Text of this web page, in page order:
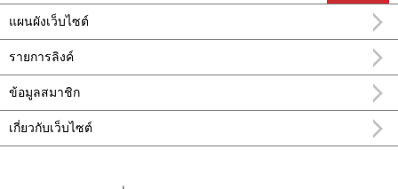
แผนผังเว็บไซต์
รายการลิงค์
ข้อมูลสมาชิก
เกี่ยวกับเว็บไซต์